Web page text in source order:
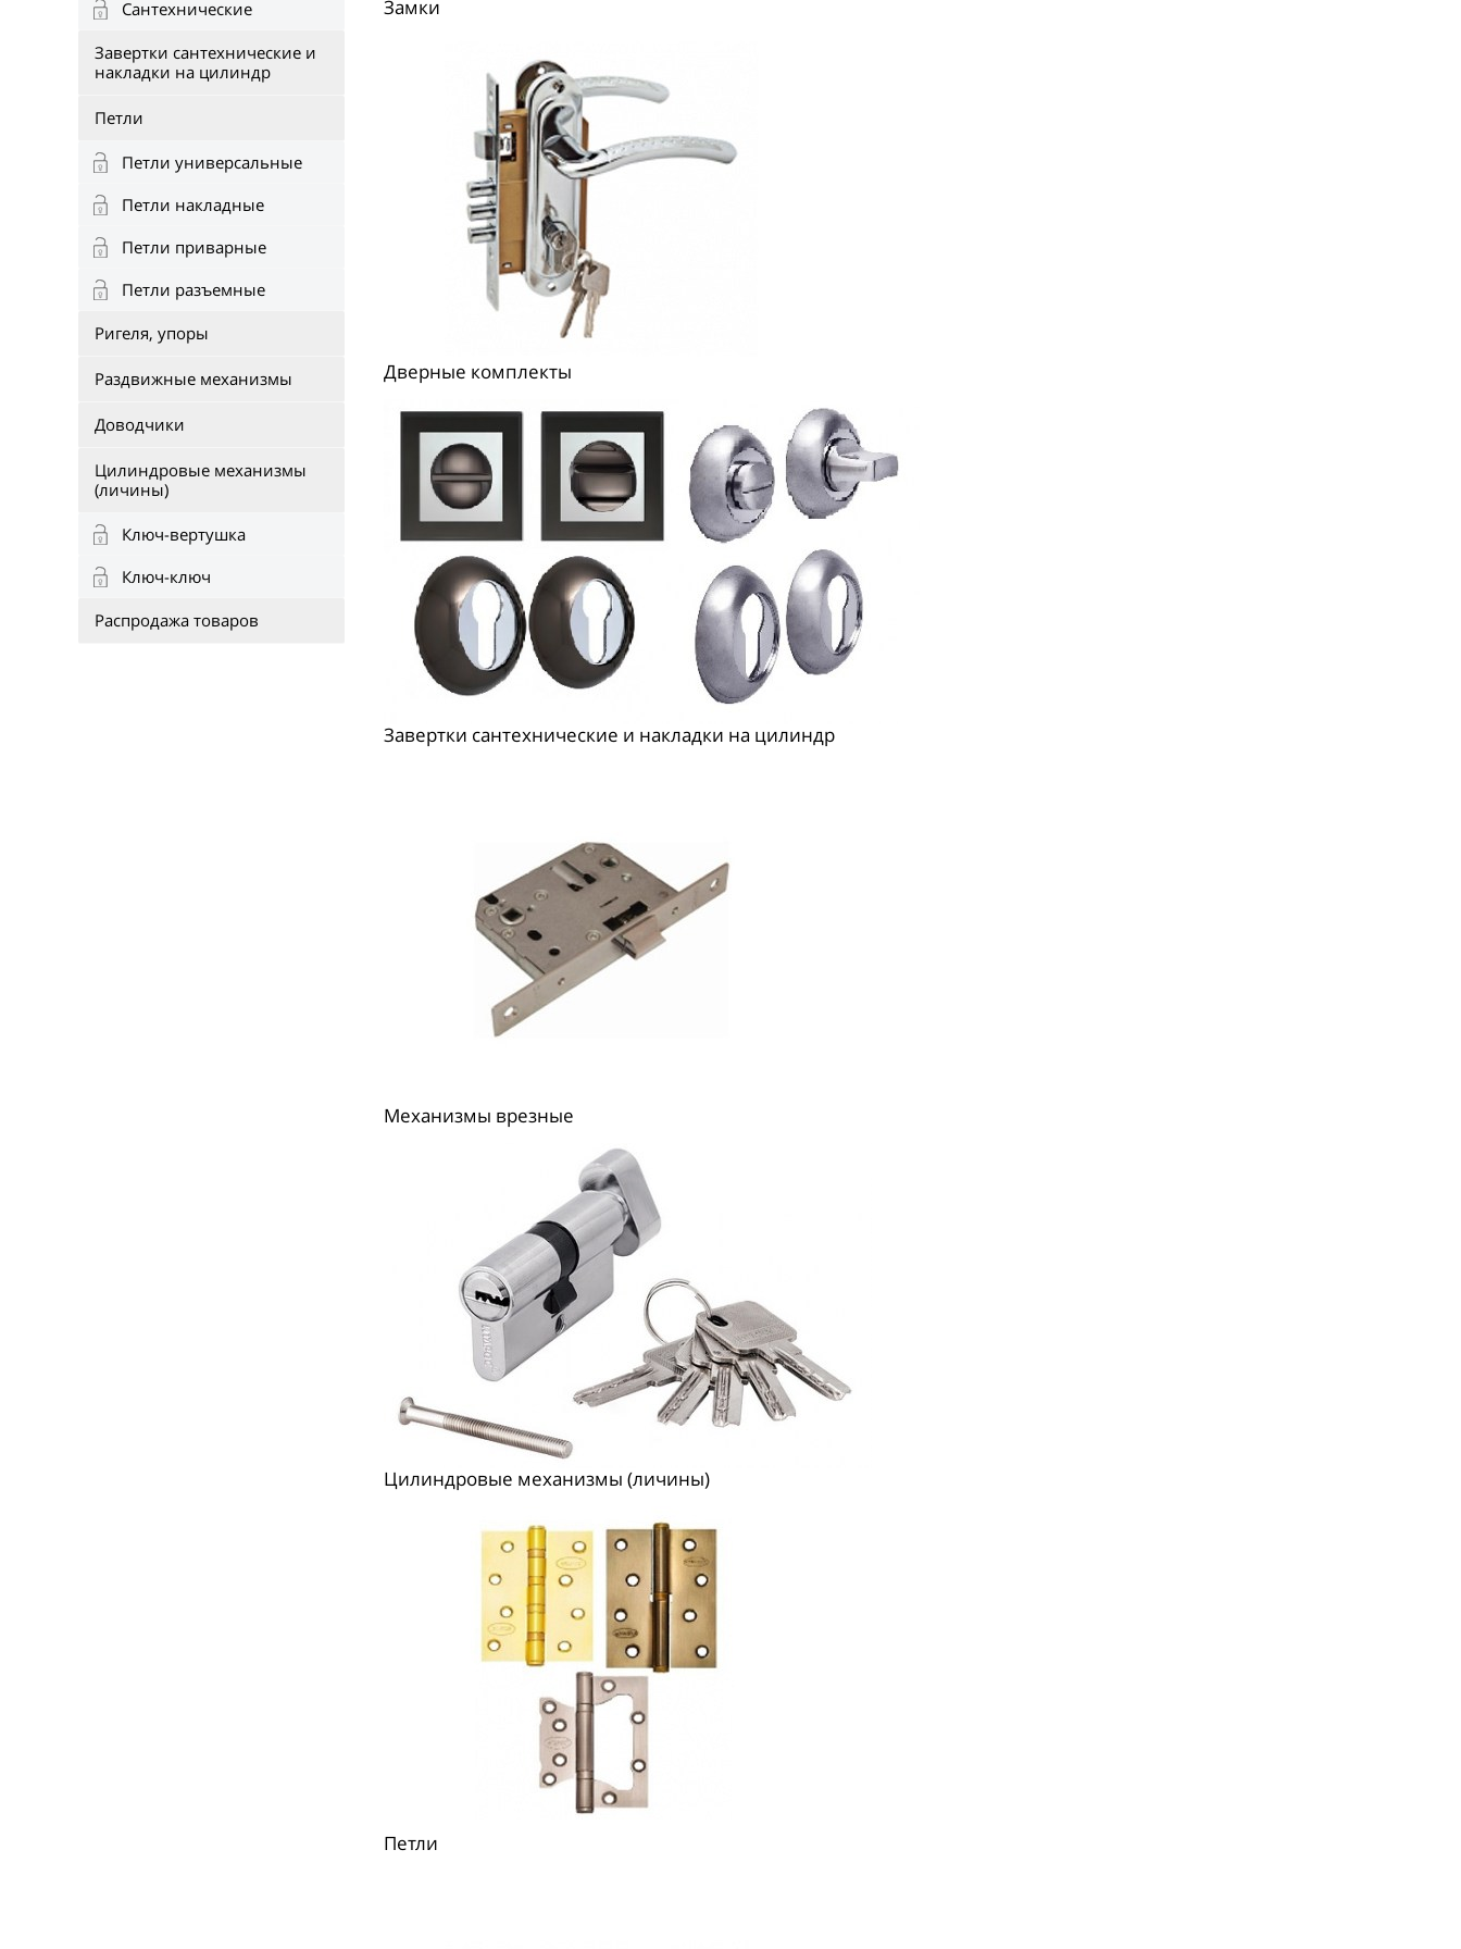
Сантехнические
Завертки сантехнические и
накладки на цилиндр
Петли
Петли универсальные
Петли накладные
Петли приварные
Петли разъемные
Ригеля, упоры
Раздвижные механизмы
Доводчики
Цилиндровые механизмы
(личины)
Ключ-вертушка
Ключ-ключ
Распродажа товаров
Замки
Дверные комплекты
Завертки сантехнические и накладки на цилиндр
Механизмы врезные
Цилиндровые механизмы (личины)
Петли